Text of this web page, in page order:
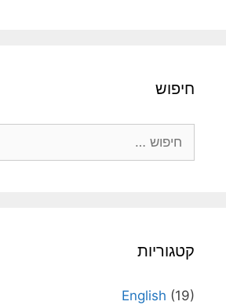
חיפוש
קטגוריות
English (19)